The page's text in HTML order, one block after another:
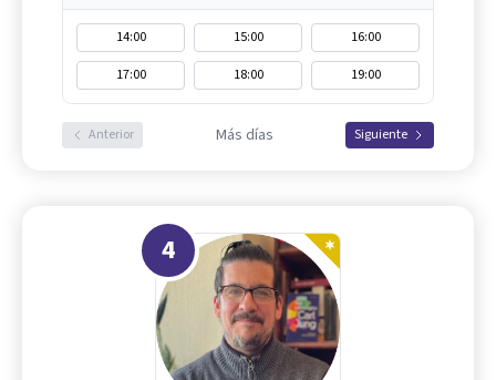
14:00 15:00
16:00
17:00
18:00 19:00
Anterior Más días Siguiente
4